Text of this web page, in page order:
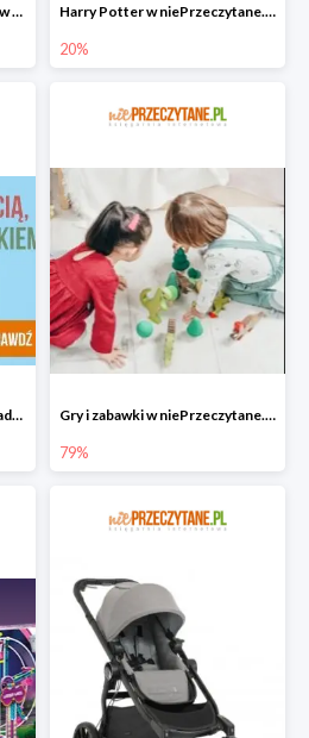
Back to School - podręczniki w niePrzeczytane.pl do -40% Harry Potter w niePrzeczytane.pl do -20%
20%
Prezenty na Dzień Babci i Dziadka w niePrzeczytane.pl do -40% Gry i zabawki w niePrzeczytane.pl do -79%
79%